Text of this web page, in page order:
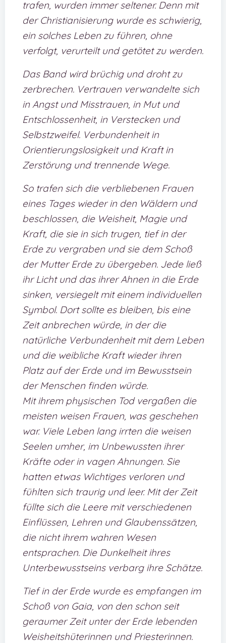
trafen, wurden immer seltener. Denn mit
der Christianisierung wurde es schwierig,
ein solches Leben zu führen, ohne
verfolgt, verurteilt und getötet zu werden.
Das Band wird brüchig und droht zu
zerbrechen. Vertrauen verwandelte sich
in Angst und Misstrauen, in Mut und
Entschlossenheit, in Verstecken und
Selbstzweifel. Verbundenheit in
Orientierungslosigkeit und Kraft in
Zerstörung und trennende Wege.
So trafen sich die verbliebenen Frauen
eines Tages wieder in den Wäldern und
beschlossen, die Weisheit, Magie und
Kraft, die sie in sich trugen, tief in der
Erde zu vergraben und sie dem Schoß
der Mutter Erde zu übergeben. Jede ließ
ihr Licht und das ihrer Ahnen in die Erde
sinken, versiegelt mit einem individuellen
Symbol. Dort sollte es bleiben, bis eine
Zeit anbrechen würde, in der die
natürliche Verbundenheit mit dem Leben
und die weibliche Kraft wieder ihren
Platz auf der Erde und im Bewusstsein
der Menschen finden würde.
Mit ihrem physischen Tod vergaßen die
meisten weisen Frauen, was geschehen
war. Viele Leben lang irrten die weisen
Seelen umher, im Unbewussten ihrer
Kräfte oder in vagen Ahnungen. Sie
hatten etwas Wichtiges verloren und
fühlten sich traurig und leer. Mit der Zeit
füllte sich die Leere mit verschiedenen
Einflüssen, Lehren und Glaubenssätzen,
die nicht ihrem wahren Wesen
entsprachen. Die Dunkelheit ihres
Unterbewusstseins verbarg ihre Schätze.
Tief in der Erde wurde es empfangen im
Schoß von Gaia, von den schon seit
geraumer Zeit unter der Erde lebenden
Weisheitshüterinnen und Priesterinnen.